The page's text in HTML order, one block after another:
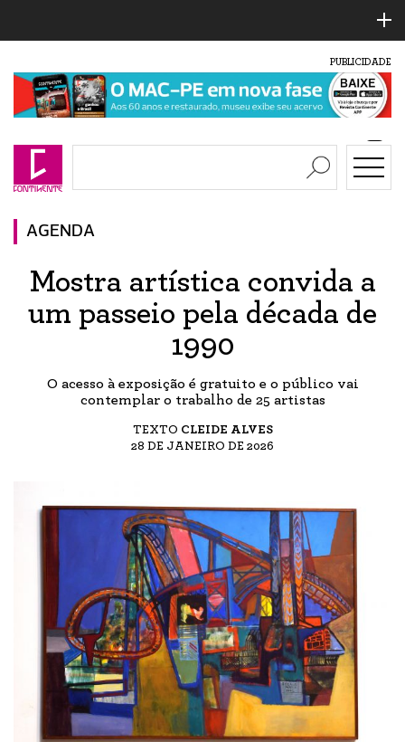
PUBLICIDADE
AGENDA
Mostra artística convida a
um passeio pela década de
1990
O acesso à exposição é gratuito e o público vai
contemplar o trabalho de 25 artistas
TEXTO CLEIDE ALVES
28 DE JANEIRO DE 2026